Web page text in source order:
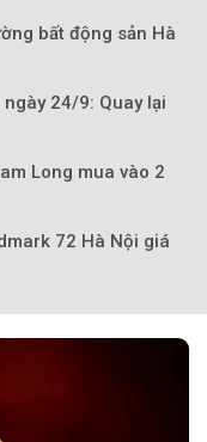
bất động sản Hà
24/9: Quay lại
Long mua vào 2
72 Hà Nội giá